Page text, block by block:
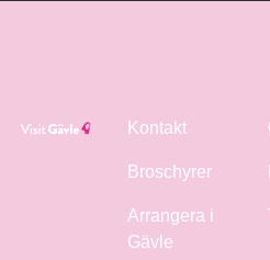
Kontakt
Broschyrer
Arrangera i
Gävle